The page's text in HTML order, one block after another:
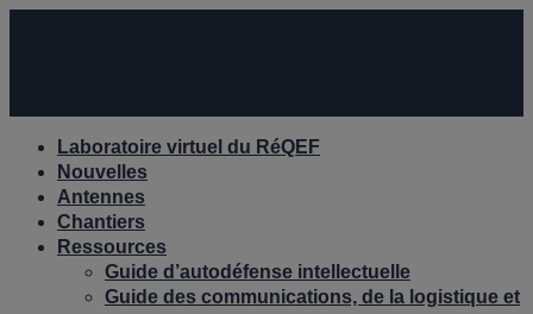
Laboratoire virtuel du RéQEF
Nouvelles
Antennes
Chantiers
Ressources
Guide d’autodéfense intellectuelle
Guide des communications, de la logistique et